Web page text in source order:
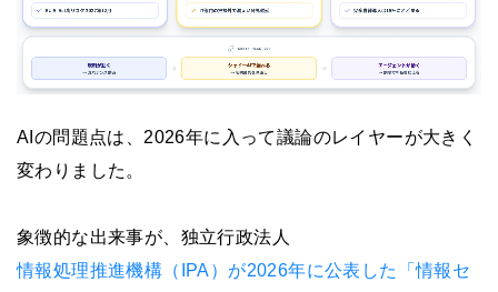
AIの問題点は、2026年に入って議論のレイヤーが大きく
変わりました。
象徴的な出来事が、独立行政法人
情報処理推進機構（IPA）が2026年に公表した「情報セ